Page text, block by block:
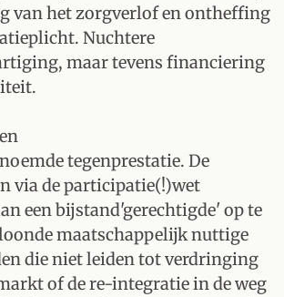
van het zorgverlof en ontheffing
Nuchtere
maar tevens financiering
tegenprestatie. De
via de participatie(!)wet
een bijstand'gerechtigde' op te
maatschappelijk nuttige
die niet leiden tot verdringing
of de re-integratie in de weg